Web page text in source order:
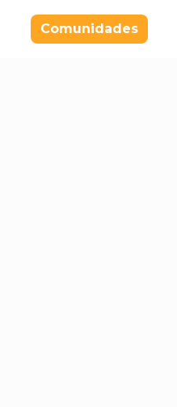
Comunidades